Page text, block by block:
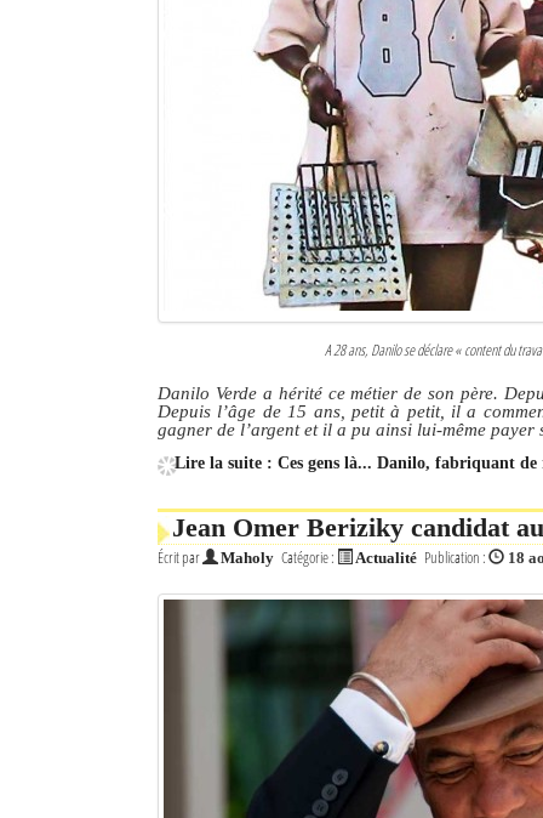
A 28 ans, Danilo se déclare« content du
Danilo Verde a hérité ce métier de son père.
Depuis l’âge de 15 ans, petit à petit, il a
gagner de l’argent et il a pu ainsi lui-même payer
Lire la suite : Ces gens là... Danilo, fabriquant de
Jean Omer Beriziky candidat
Écrit par Maholy Catégorie : Actualité Publication : 18